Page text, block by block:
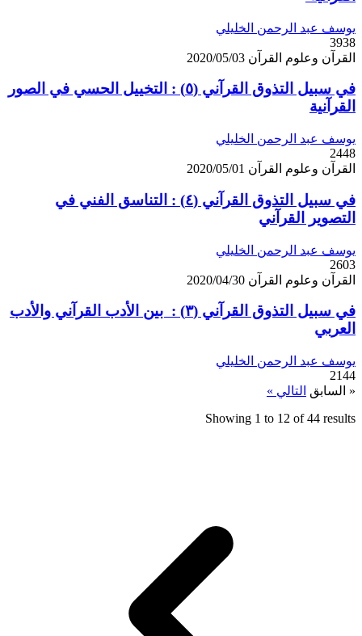
يوسف عبد الرحمن الخليلي
3938
القرآن وعلوم القرآن 2020/05/03
في سبيل التذوق القرآني (٥) : التخييل الحسي في الصور
القرآنية
يوسف عبد الرحمن الخليلي
2448
القرآن وعلوم القرآن 2020/05/01
في سبيل التذوق القرآني (٤) : التناسق الفني في
التصوير القرآني
يوسف عبد الرحمن الخليلي
2603
القرآن وعلوم القرآن 2020/04/30
في سبيل التذوق القرآني (٣) : بين الأدب القرآني والأدب
العربي
يوسف عبد الرحمن الخليلي
2144
« السابق التالي »
Showing 1 to 12 of44 results